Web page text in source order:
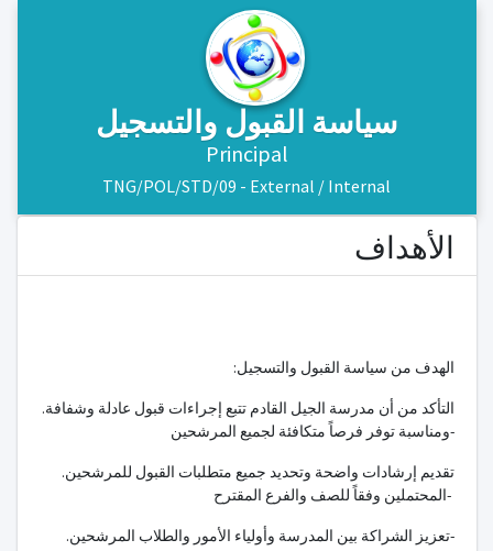
سياسة القبول والتسجيل
Principal
TNG/POL/STD/09 - External / Internal
الأهداف
:الهدف من سياسة القبول والتسجيل
.التأكد من أن مدرسة الجيل القادم تتبع إجراءات قبول عادلة وشفافة
ومناسبة توفر فرصاً متكافئة لجميع المرشحين-
.تقديم إرشادات واضحة وتحديد جميع متطلبات القبول للمرشحين
المحتملين وفقاً للصف والفرع المقترح-
.تعزيز الشراكة بين المدرسة وأولياء الأمور والطلاب المرشحين-